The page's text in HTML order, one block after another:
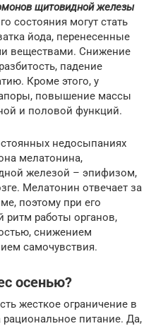
щитовидной железы
состояния могут стать
йода, перенесенные
веществами. Снижение
падение
Кроме этого, у
повышение массы
и половой функций.
недосыпаниях
мелатонина,
железой – эпифизом,
Мелатонин отвечает за
поэтому при его
ритм работы органов,
снижением
самочувствия.
осенью?
жесткое ограничение в
рациональное питание. Да,